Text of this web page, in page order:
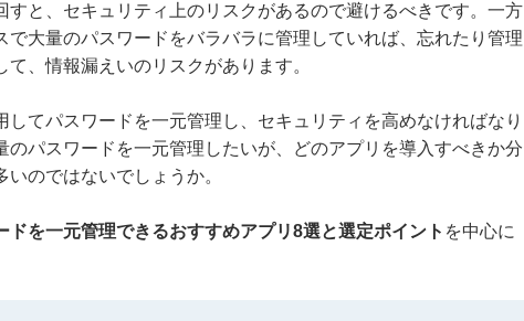
すと、セキュリティ上のリスクがあるので避けるべきです。一方
で大量のパスワードをバラバラに管理していれば、忘れたり管理
、情報漏えいのリスクがあります。
してパスワードを一元管理し、セキュリティを高めなければなり
のパスワードを一元管理したいが、どのアプリを導入すべきか分
のではないでしょうか。
ドを一元管理できるおすすめアプリ8選と選定ポイント を中心に